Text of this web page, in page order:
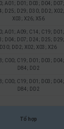
A01; D01; D03; D04; D07;
D25; D29; D30; DD2; X02;
X03; X26; X56
A01; A09; C14; C19; D01;
D04; D07; D24; D25; D29;
D30; DD2; X02; X03; X26
C00; C19; D01; D03; D04;
D84; DD2
C00; C19; D01; D03; D04;
D84; DD2
Tổ hợp